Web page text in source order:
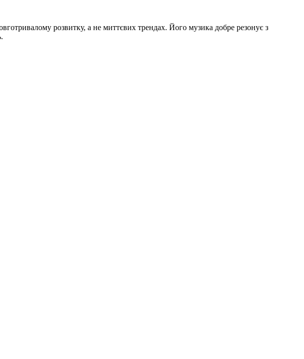
розвитку, а не миттєвих трендах. Його музика добре резонує з